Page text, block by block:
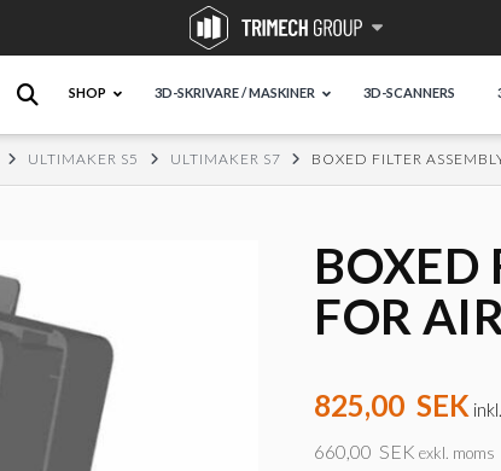
SHOP 3D-SKRIVARE / MASKINER 3D-SCANNERS
ULTIMAKER S5 ULTIMAKER S7 BOXED FILTER
BOXED
FOR
825,00 SEK
660,00 SEK exkl. moms